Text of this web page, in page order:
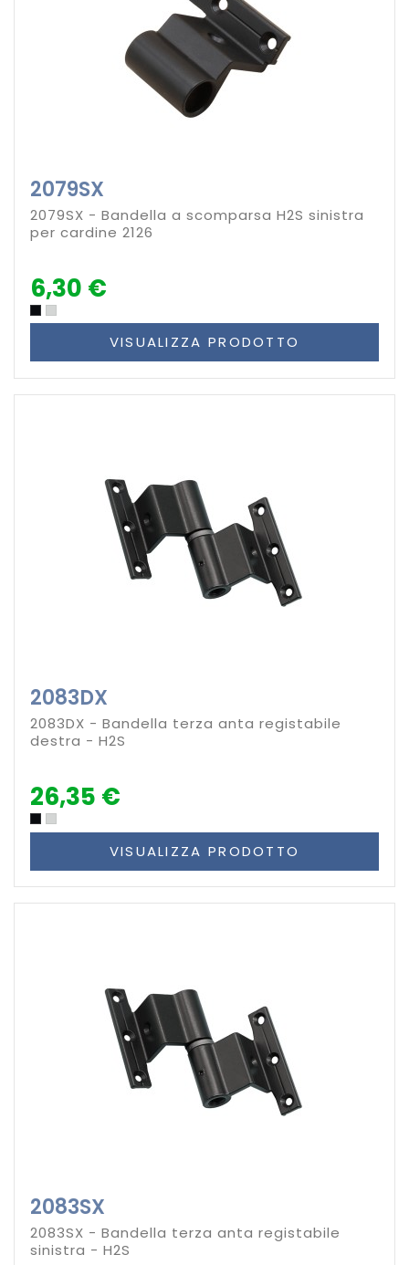
2079SX
2079SX - Bandella a scomparsa H2S sinistra
per cardine 2126
6,30 €
VISUALIZZA PRODOTTO
2083DX
2083DX - Bandella terza anta registabile
destra - H2S
26,35 €
VISUALIZZA PRODOTTO
2083SX
2083SX - Bandella terza anta registabile
sinistra - H2S